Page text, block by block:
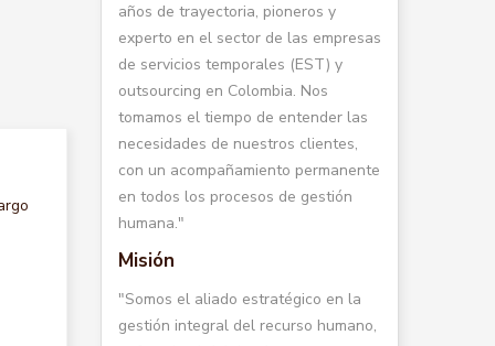
años de trayectoria, pioneros y
experto en el sector de las empresas
de servicios temporales (EST) y
outsourcing en Colombia. Nos
tomamos el tiempo de entender las
necesidades de nuestros clientes,
con un acompañamiento permanente
en todos los procesos de gestión
humana."
Misión
"Somos el aliado estratégico en la
gestión integral del recurso humano,